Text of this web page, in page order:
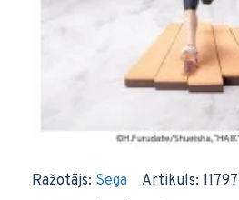
Ražotājs: Sega Artikuls: 11797